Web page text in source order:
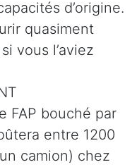
d’origine.
quasiment
vous l’aviez
FAP bouché par
entre 1200
camion) chez